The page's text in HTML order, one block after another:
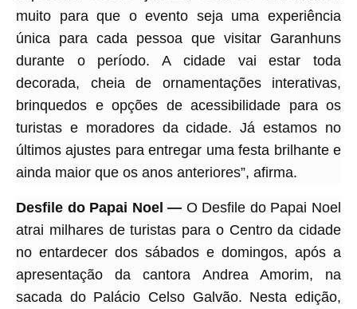
muito para que o evento seja uma experiência
única para cada pessoa que visitar Garanhuns
durante o período. A cidade vai estar toda
decorada, cheia de ornamentações interativas,
brinquedos e opções de acessibilidade para os
turistas e moradores da cidade. Já estamos no
últimos ajustes para entregar uma festa brilhante e
ainda maior que os anos anteriores”, afirma.
Desfile do Papai Noel — O Desfile do Papai Noel
atrai milhares de turistas para o Centro da cidade
no entardecer dos sábados e domingos, após a
apresentação da cantora Andrea Amorim, na
sacada do Palácio Celso Galvão. Nesta edição,